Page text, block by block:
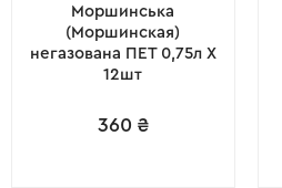
Моршинська
(Моршинская)
негазована ПЕТ 0,75л X
12шт
360 ₴